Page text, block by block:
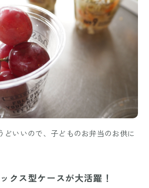
どいいので、子どものお弁当のお供に
クス型ケースが大活躍！